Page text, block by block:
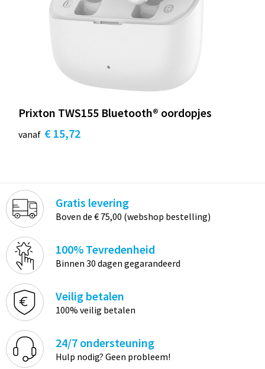
Prixton TWS155 Bluetooth® oordopjes
vanaf € 15,72
Gratis levering
Boven de € 75,00 (webshop bestelling)
100% Tevredenheid
Binnen 30 dagen gegarandeerd
Veilig betalen
100% veilig betalen
24/7 ondersteuning
Hulp nodig? Geen probleem!